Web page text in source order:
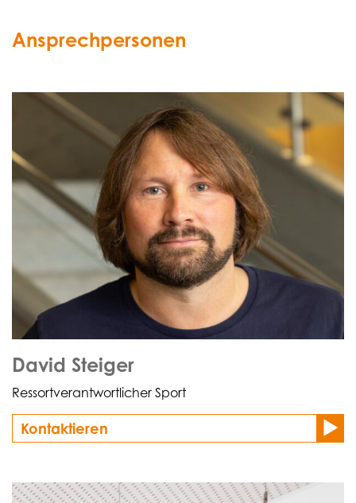
Ansprechpersonen
David Steiger
Ressortverantwortlicher Sport
Kontaktieren